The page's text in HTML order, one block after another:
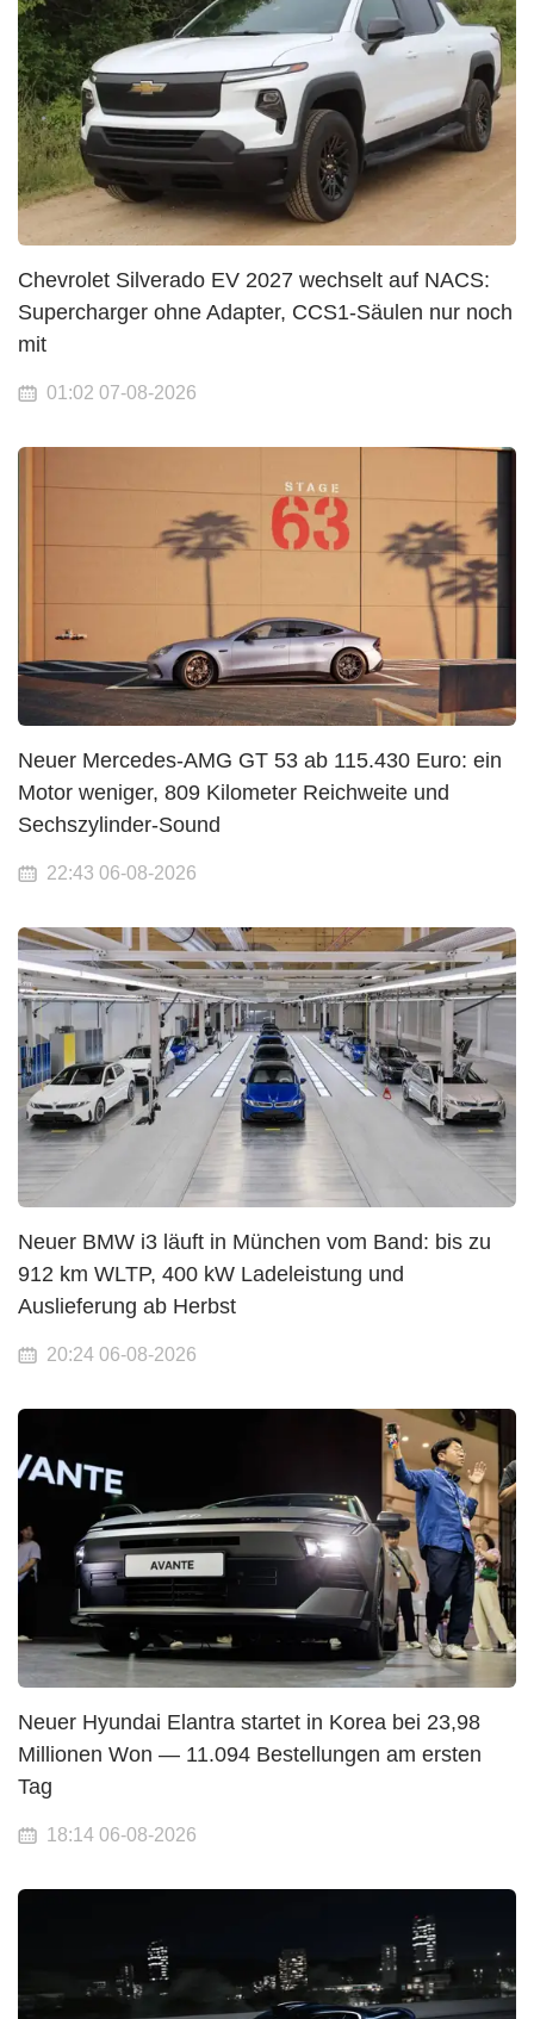
Chevrolet Silverado EV 2027 wechselt auf NACS:
Supercharger ohne Adapter, CCS1-Säulen nur noch
mit
01:02 07-08-2026
Neuer Mercedes-AMG GT 53 ab 115.430 Euro: ein
Motor weniger, 809 Kilometer Reichweite und
Sechszylinder-Sound
22:43 06-08-2026
Neuer BMW i3 läuft in München vom Band: bis zu
912 km WLTP, 400 kW Ladeleistung und
Auslieferung ab Herbst
20:24 06-08-2026
Neuer Hyundai Elantra startet in Korea bei 23,98
Millionen Won — 11.094 Bestellungen am ersten
Tag
18:14 06-08-2026